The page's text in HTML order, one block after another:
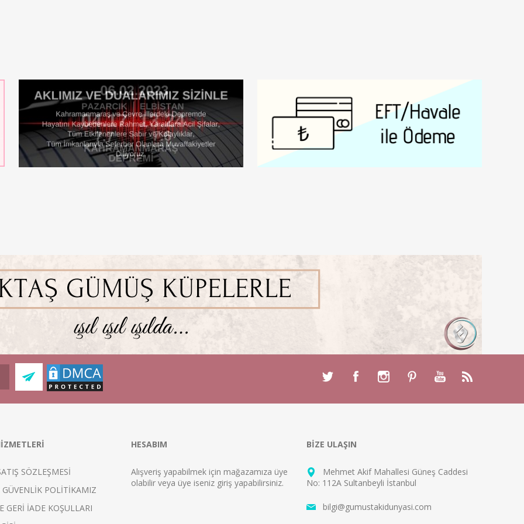
SÖZLEŞMESİ
GÜVENLİK POLİTİKAMIZ
GERİ İADE KOŞULLARI
HESABIM
Alışveriş yapabilmek için mağazamıza üye
olabilir veya üye iseniz giriş yapabilirsiniz.
BİZE ULAŞIN
Mehmet Akif Mahallesi Güneş Caddesi
No: 112A Sultanbeyli İstanbul
bilgi@gumustakidunyasi.com